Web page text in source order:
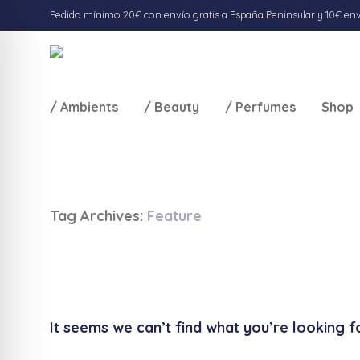
Pedido mínimo 20€ con envío gratis a España Peninsular y 10€
/ Ambients / Beauty / Perfumes Shop
Tag Archives: Feature
It seems we can’t find what you’re looking